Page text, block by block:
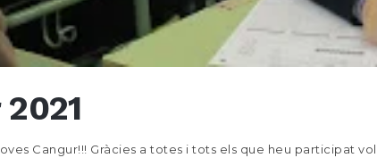
Cangur!!! Gràcies a totes i tots els que heu participat